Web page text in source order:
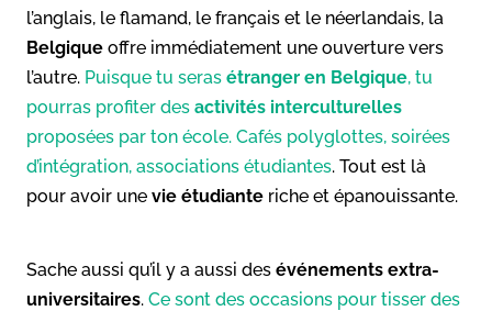
l’anglais, le flamand, le français et le néerlandais, la
Belgique offre immédiatement une ouverture vers
l’autre. Puisque tu seras étranger en Belgique, tu
pourras profiter des activités interculturelles
proposées par ton école. Cafés polyglottes, soirées
d’intégration, associations étudiantes. Tout est là
pour avoir une vie étudiante riche et épanouissante.
Sache aussi qu’il y a aussi des événements extra-
universitaires. Ce sont des occasions pour tisser des